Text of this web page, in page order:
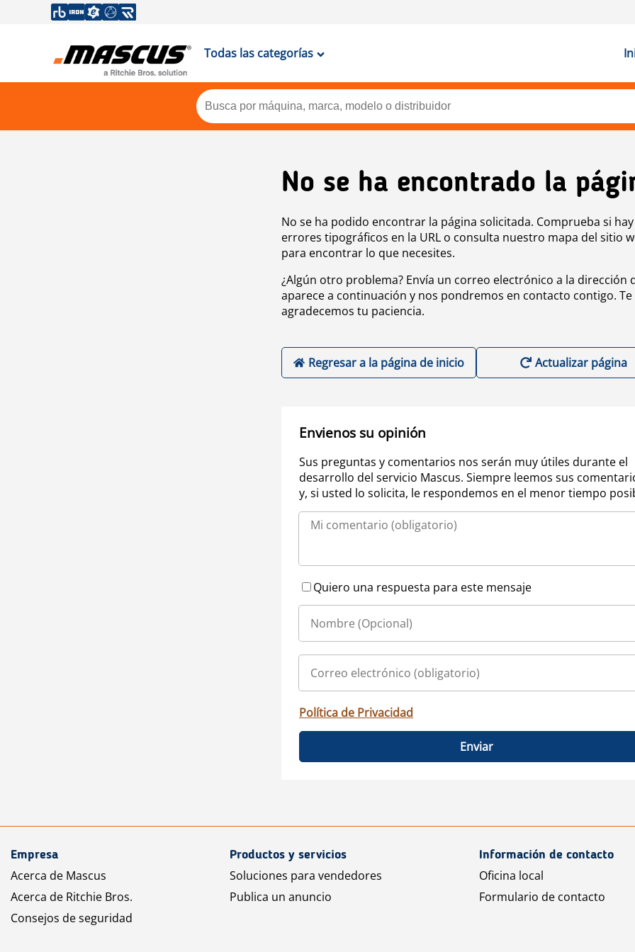
Todas las categorías
No se ha encontrado la
No se ha podido encontrar la página solicitada. Comprueba si hay
errores tipográficos en la URL o consulta nuestro mapa del sitio
para encontrar lo que necesites.
¿Algún otro problema? Envía un correo electrónico a la dirección
aparece a continuación y nos pondremos en contacto contigo. Te
agradecemos tu paciencia.
Regresar a la página de inicio Actualizar página
Envienos su opinión
Sus preguntas y comentarios nos serán muy útiles durante el
desarrollo del servicio Mascus. Siempre leemos sus
y, si usted lo solicita, le respondemos en el menor tiempo
Quiero una respuesta para este mensaje
Política de Privacidad
Enviar
Empresa
Acerca de Mascus
Acerca de Ritchie Bros.
Consejos de seguridad
Productos y servicios
Soluciones para vendedores
Publica un anuncio
Información de contacto
Oficina local
Formulario de contacto